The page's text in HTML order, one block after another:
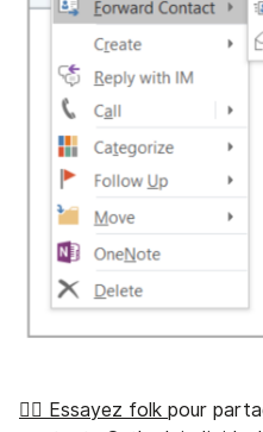
👉🏼 Essayez folk pour